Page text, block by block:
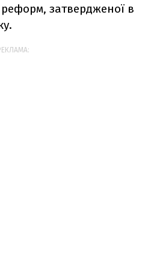
затвердженої в